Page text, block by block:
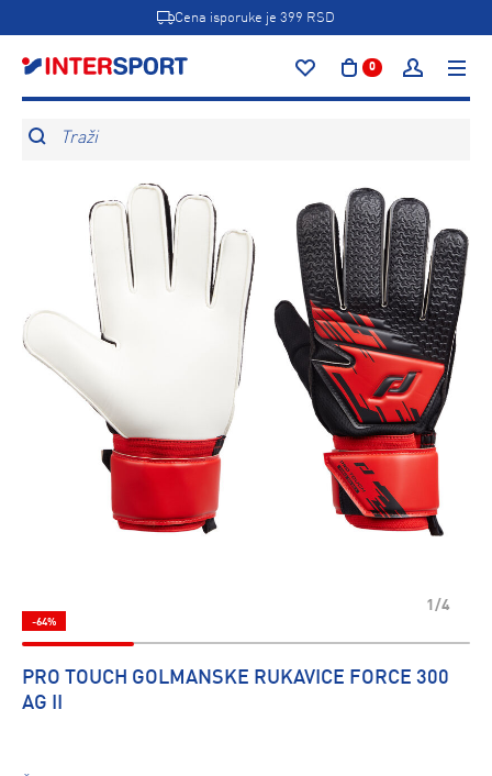
Cena isporuke je 399 RSD
0
Traži
1/4
-64%
PRO TOUCH GOLMANSKE RUKAVICE FORCE 300
AG II